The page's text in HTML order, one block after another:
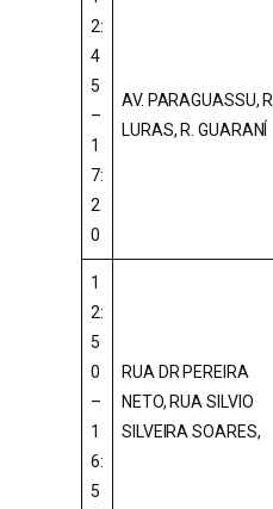
2:
4
5
–
1
7:
2
0
AV. PARAGUASSU, R.
LURAS, R. GUARANÍ
1
2:
5
0
–
1
6:
5
RUA DR PEREIRA
NETO, RUA SILVIO
SILVEIRA SOARES,